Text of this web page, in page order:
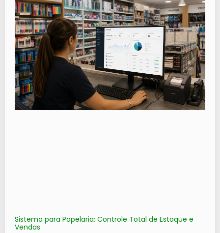
Sistema para Papelaria: Controle Total de Estoque e
Vendas